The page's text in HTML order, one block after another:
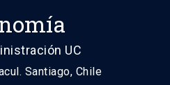
UC
Santiago, Chile